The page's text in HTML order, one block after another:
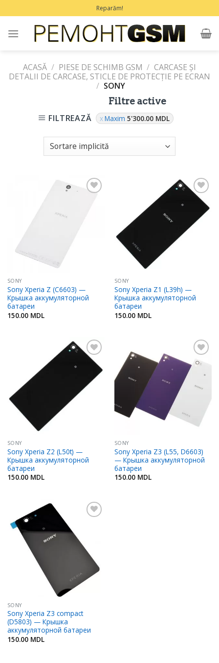
la
conținut
Reparăm!
ACASĂ / PIESE DE SCHIMB GSM / CARCASE ŞI
DETALII DE CARCASE, STICLE DE PROTECŢIE PE ECRAN
/ SONY
FILTREAZĂ
Filtre active
Maxim5'300.00 MDL
SONY
Sony Xperia Z (C6603) —
Крышка аккумуляторной
батареи
150.00 MDL
Adaugă
Favorite
SONY
Sony Xperia Z1 (L39h) —
Крышка аккумуляторной
батареи
150.00 MDL
Adaugă
Favorite
SONY
Sony Xperia Z2 (L50t) —
Крышка аккумуляторной
батареи
150.00 MDL
Adaugă
Favorite
SONY
Sony Xperia Z3 (L55, D6603)
— Крышка аккумуляторной
батареи
150.00 MDL
Favorite
SONY
Sony Xperia Z3 compact
(D5803) — Крышка
аккумуляторной батареи
150.00 MDL